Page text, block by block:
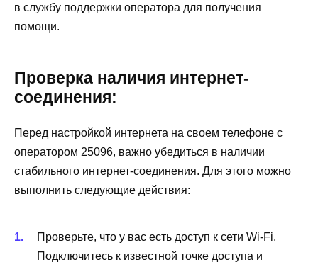
в службу поддержки оператора для получения
помощи.
Проверка наличия интернет-
соединения:
Перед настройкой интернета на своем телефоне с
оператором 25096, важно убедиться в наличии
стабильного интернет-соединения. Для этого можно
выполнить следующие действия:
Проверьте, что у вас есть доступ к сети Wi-Fi.
Подключитесь к известной точке доступа и